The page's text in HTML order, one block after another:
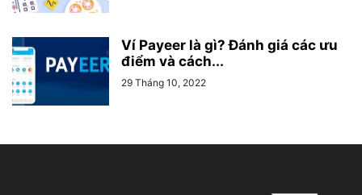
Ví Payeer là gì? Đánh giá các ưu
điểm và cách...
29 Tháng 10, 2022